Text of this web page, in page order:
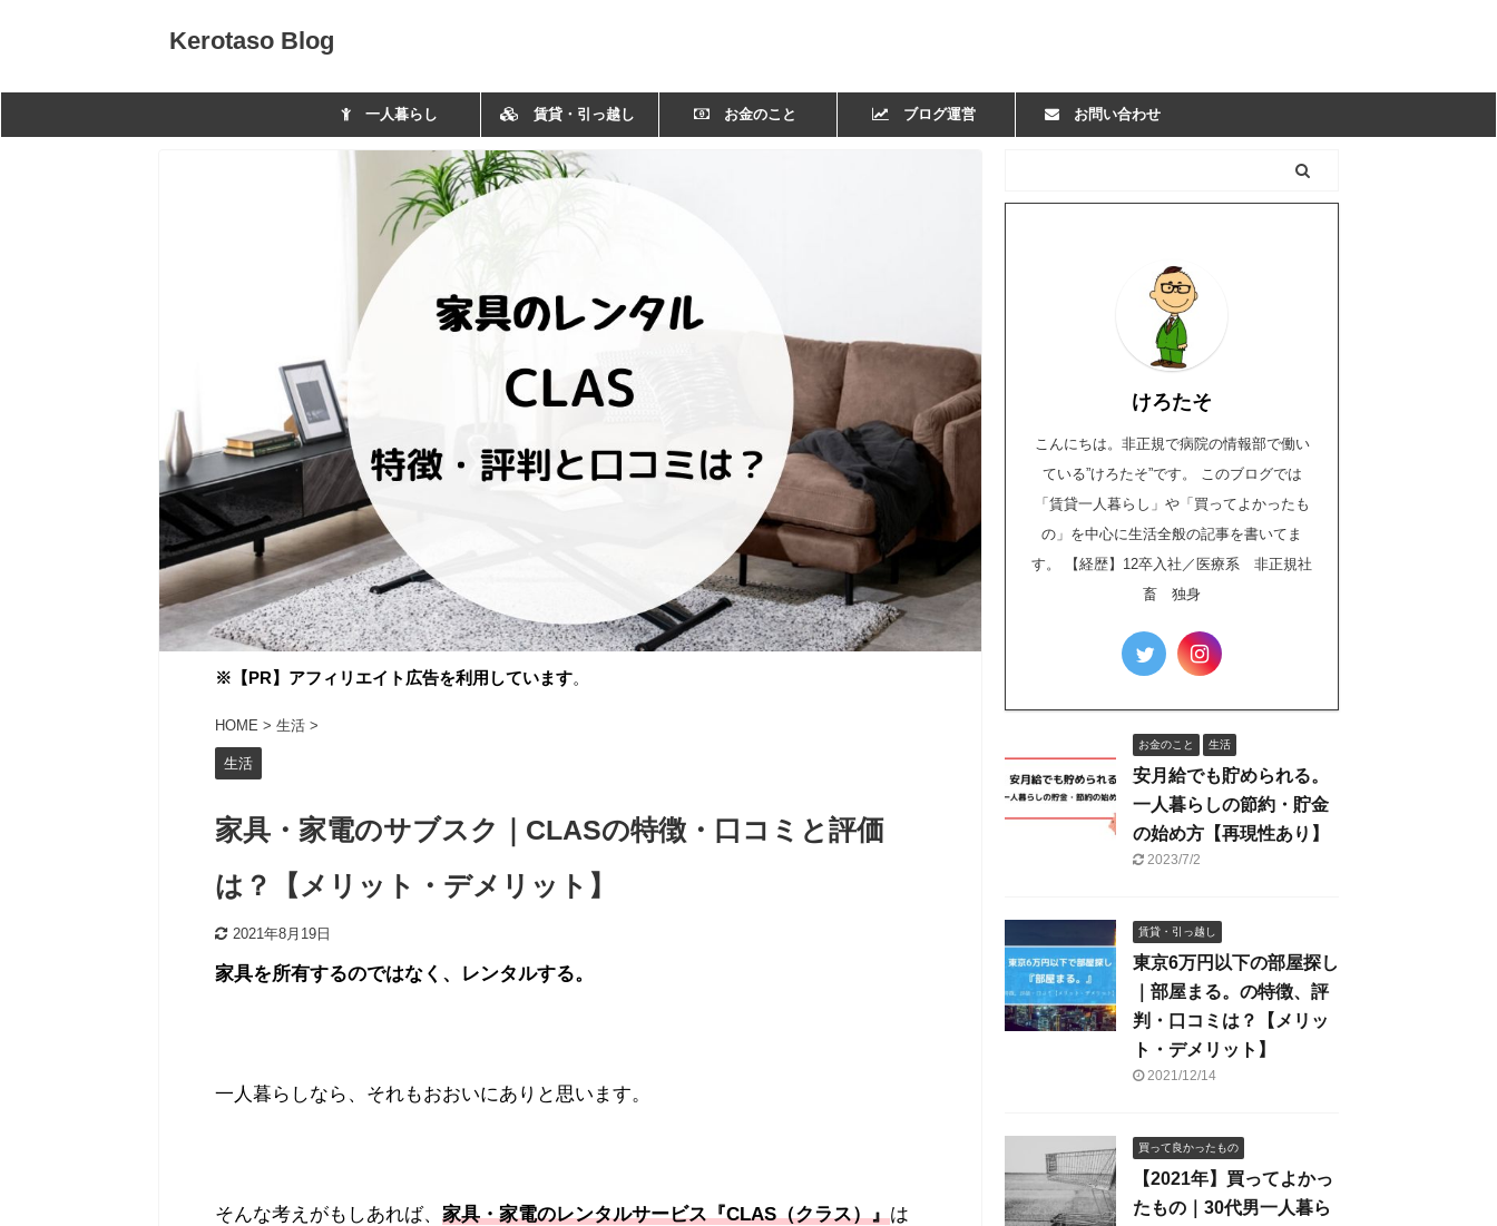
Kerotaso Blog
一人暮らし 賃貸・引っ越し お金のこと ブログ運営 お問い合わせ
※ 【PR】 アフィリエイト広告を利用しています。
HOME > 生活 >
生活
家具・家電のサブスク｜CLASの特徴・口コミと評価
は？【メリット・デメリット】
2021年8月19日
家具を所有するのではなく、レンタルする。
一人暮らしなら、それもおおいにありと思います。
そんな考えがもしあれば、 家具・家電のレンタルサービス『CLAS（クラス）』は
けろたそ
こんにちは。非正規で病院の情報部で働い
ている”けろたそ”です。 このブログでは
「賃貸一人暮らし」や「買ってよかったも
の」を中心に生活全般の記事を書いてま
す。 【経歴】12卒入社／医療系 非正規社
畜 独身
お金のこと 生活
安月給でも貯められる。
一人暮らしの節約・貯金
の始め方【再現性あり】
2023/7/2
賃貸・引っ越し
東京6万円以下の部屋探し
｜部屋まる。の特徴、評
判・口コミは？【メリッ
ト・デメリット】
2021/12/14
買って良かったもの
【2021年】買ってよかっ
たもの｜30代男一人暮ら